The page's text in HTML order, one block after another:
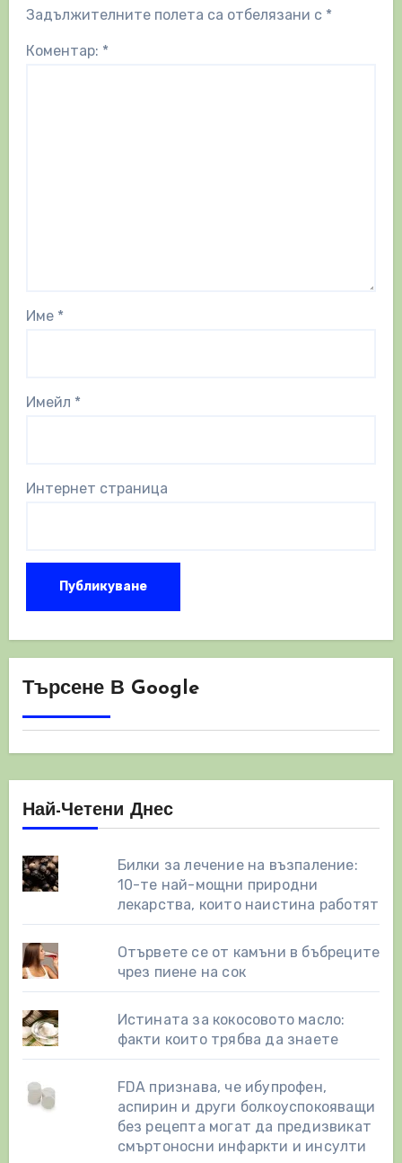
Задължителните полета са отбелязани с *
Коментар: *
Име *
Имейл *
Интернет страница
Търсене В Google
Най-Четени Днес
Билки за лечение на възпаление:
10-те най-мощни природни
лекарства, които наистина работят
Отървете се от камъни в бъбреците
чрез пиене на сок
Истината за кокосовото масло:
факти които трябва да знаете
FDA признава, че ибупрофен,
аспирин и други болкоуспокояващи
без рецепта могат да предизвикат
смъртоносни инфаркти и инсулти